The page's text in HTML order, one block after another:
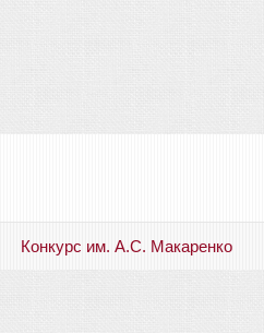
Конкурс им. А.С. Макаренко